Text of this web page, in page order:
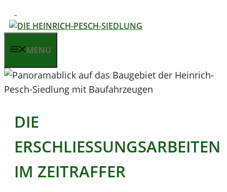
Inhalt
MENU
DIE
ERSCHLIESSUNGSARBEITEN I
M ZEITRAFFER